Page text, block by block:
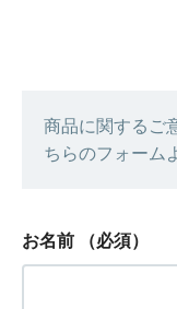
商品に関するご
ちらのフォーム
お名前 （必須）